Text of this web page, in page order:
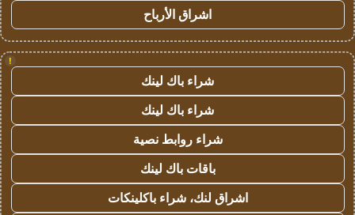
اشراق الأرباح
!
شراء باك لينك
شراء باك لينك
شراء روابط نصية
باقات باك لينك
اشراق لنك، شراء باكلينكات